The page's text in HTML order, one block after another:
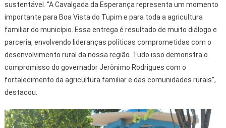
sustentável. “A Cavalgada da Esperança representa um momento
importante para Boa Vista do Tupim e para toda a agricultura
familiar do município. Essa entrega é resultado de muito diálogo e
parceria, envolvendo lideranças políticas comprometidas com o
desenvolvimento rural da nossa região. Tudo isso demonstra o
compromisso do governador Jerônimo Rodrigues com o
fortalecimento da agricultura familiar e das comunidades rurais”,
destacou.